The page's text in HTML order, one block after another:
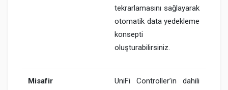
tekrarlamasını sağlayarak
otomatik data yedekleme
konsepti
oluşturabilirsiniz.
Misafir
UniFi Controller’in dahili